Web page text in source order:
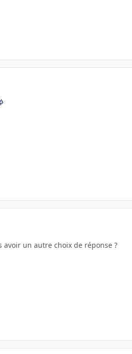
avoir un autre choix de réponse ?